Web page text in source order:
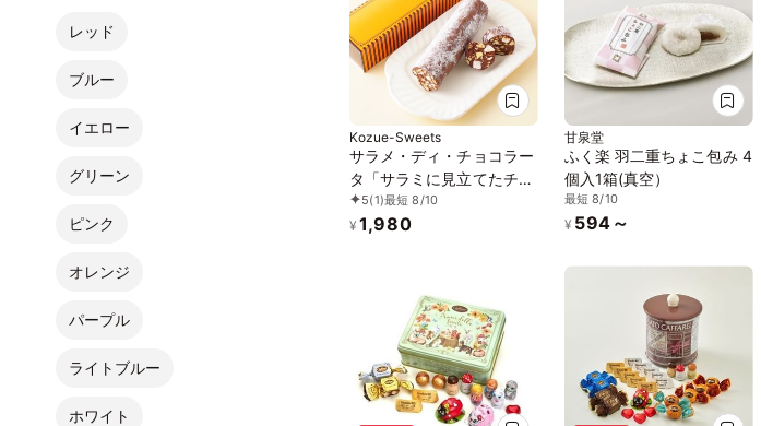
レッド
ブルー
イエロー
グリーン
ピンク
オレンジ
パープル
ライトブルー
ホワイト
Kozue-Sweets
サラメ・ディ・チョコラー
タ「サラミに見立てたチョ
コレート」
5(1)最短 8/10
¥ 1,980
甘泉堂
ふく楽 羽二重ちょこ包み 4
個入1箱(真空）
最短 8/10
¥ 594～